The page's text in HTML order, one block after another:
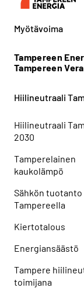
Myötävoima
Tampereen
Tampereen Vera
Hiilineutraali
Hiilineutraali
2030
Tamperelainen
kaukolämpö
Sähkön tuotanto
Tampereella
Kiertotalous
Energiansäästö
Tampere
toimijana